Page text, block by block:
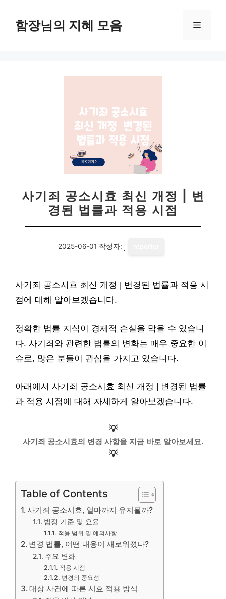
함장님의 지혜 모음 메
사기죄 공소시효 최신 개정 | 변
경된 법률과 적용 시점
2025-06-01 작성자:
사기죄 공소시효 최신 개정 | 변경된 법률과 적용 시
점에 대해 알아보겠습니다.
정확한 법률 지식이 경제적 손실을 막을 수 있습니
다. 사기죄와 관련한 법률의 변화는 매우 중요한 이
슈로, 많은 분들이 관심을 가지고 있습니다.
아래에서 사기죄 공소시효 최신 개정 | 변경된 법률
과 적용 시점에 대해 자세하게 알아보겠습니다.
💡
사기죄 공소시효의 변경 사항을 지금 바로 알아보세요.
💡
Table of Contents
사기죄 공소시효, 얼마까지 유지될까?
법정 기준 및 요율
적용 범위 및 예외사항
변경 법률, 어떤 내용이 새로워졌나?
주요 변화
적용 시점
변경의 중요성
대상 사건에 따른 시효 적용 방식